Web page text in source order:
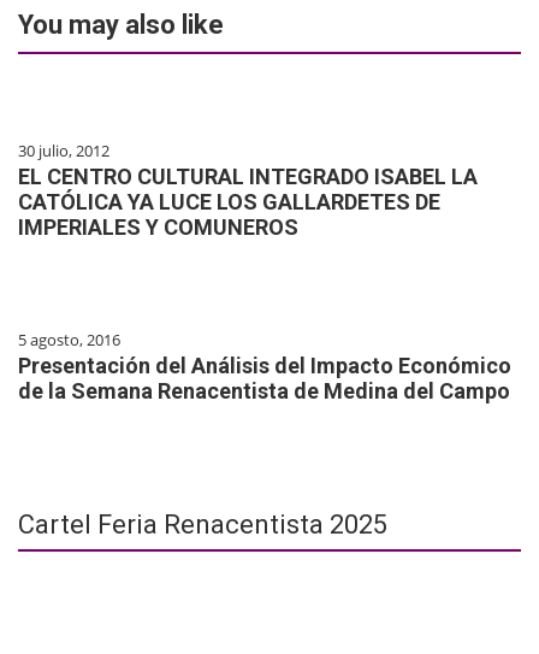
You may also like
30 julio, 2012
EL CENTRO CULTURAL INTEGRADO ISABEL LA
CATÓLICA YA LUCE LOS GALLARDETES DE
IMPERIALES Y COMUNEROS
5 agosto, 2016
Presentación del Análisis del Impacto Económico
de la Semana Renacentista de Medina del Campo
Cartel Feria Renacentista 2025